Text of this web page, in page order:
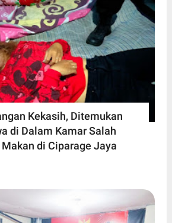
Kekasih, Ditemukan
di Dalam Kamar Salah
di Ciparage Jaya